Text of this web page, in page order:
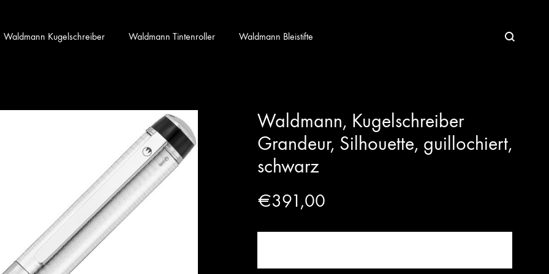
Waldmann Kugelschreiber Waldmann Tintenroller Waldmann Bleistifte
Waldmann, Kugelschreiber
Grandeur, Silhouette, guillochiert,
schwarz
€391,00